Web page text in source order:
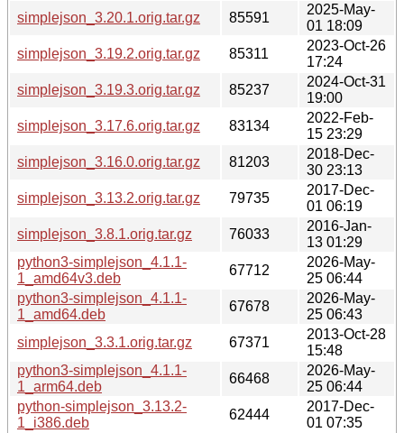
simplejson_3.20.1.orig.tar.gz
85591
2025-May-
01 18:09
simplejson_3.19.2.orig.tar.gz
85311
2023-Oct-26
17:24
simplejson_3.19.3.orig.tar.gz
85237
2024-Oct-31
19:00
simplejson_3.17.6.orig.tar.gz
83134
2022-Feb-
15 23:29
simplejson_3.16.0.orig.tar.gz
81203
2018-Dec-
30 23:13
simplejson_3.13.2.orig.tar.gz
79735
2017-Dec-
01 06:19
simplejson_3.8.1.orig.tar.gz
76033
2016-Jan-
13 01:29
python3-simplejson_4.1.1-
1_amd64v3.deb
67712
2026-May-
25 06:44
python3-simplejson_4.1.1-
1_amd64.deb
67678
2026-May-
25 06:43
simplejson_3.3.1.orig.tar.gz
67371
2013-Oct-28
15:48
python3-simplejson_4.1.1-
1_arm64.deb
66468
2026-May-
25 06:44
python-simplejson_3.13.2-
1_i386.deb
62444
2017-Dec-
01 07:35